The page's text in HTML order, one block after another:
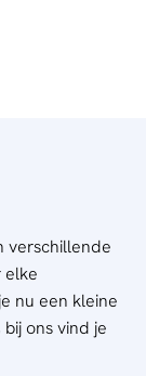
verschillende
elke
nu een kleine
ons vind je